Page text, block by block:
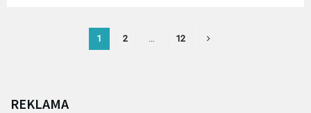
1 2 12
REKLAMA